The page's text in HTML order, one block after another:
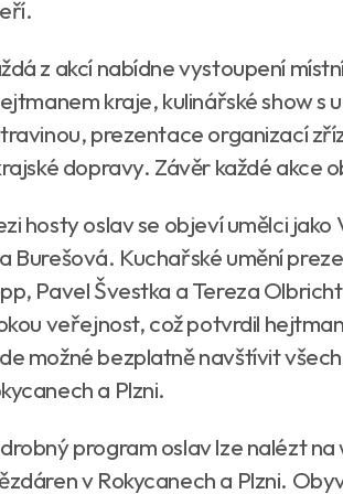
z akcí nabídne vystoupení
kraje, kulinářské show s
prezentace organizací
dopravy. Závěr každé
hosty oslav se objeví umělci
Burešová. Kuchařské umění
Pavel Švestka a Tereza
veřejnost, což potvrdil
možné bezplatně navštívit
a Plzni.
program oslav lze nalézt
v Rokycanech a Plzni.